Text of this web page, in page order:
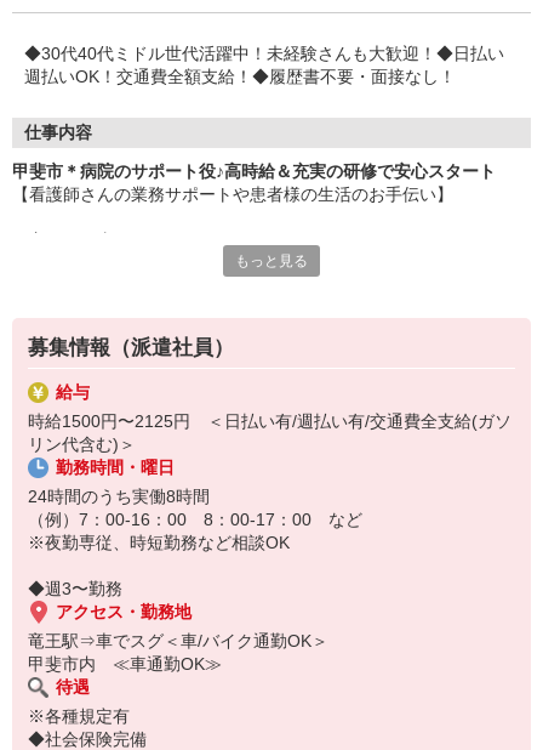
◆30代40代ミドル世代活躍中！未経験さんも大歓迎！◆日払い
週払いOK！交通費全額支給！◆履歴書不要・面接なし！
仕事内容
甲斐市＊病院のサポート役♪高時給＆充実の研修で安心スタート
【看護師さんの業務サポートや患者様の生活のお手伝い】
・医療器具の片づけや消毒 など
※医療行為なし
手厚い教育体制で丁寧にレクチャー！
未経験から医療現場をサポート♪
まずはお気軽にご応募お待ちしております♪
もっと見る
募集情報（派遣社員）
給与
時給1500円〜2125円 ＜日払い有/週払い有/交通費全支給(ガソ
リン代含む)＞
勤務時間・曜日
24時間のうち実働8時間
（例）7：00-16：00 8：00-17：00 など
※夜勤専従、時短勤務など相談OK
◆週3〜勤務
アクセス・勤務地
竜王駅⇒車でスグ＜車/バイク通勤OK＞
甲斐市内 ≪車通勤OK≫
待遇
※各種規定有
◆社会保険完備